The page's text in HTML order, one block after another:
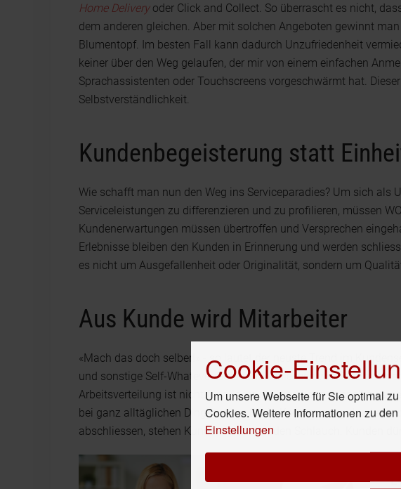
Home Deliveryoder Click and Collect. So überrascht es nicht,
dem anderen gleichen. Aber mit solchen Angeboten gewinnt
Blumentopf. Im besten Fall kann dadurch Unzufriedenheit
keiner über den Weg gelaufen, der mir von einem einfachen
Sprachassistenten oder Touchscreens vorgeschwärmt hat.
Selbstverständlichkeit.
Kundenbegeisterung statt
Wie schafft man nun den Weg ins Serviceparadies? Um sich als
Serviceleistungen zu differenzieren und zu profilieren, müssen
Kundenerwartungen müssen übertroffen und Versprechen
Erlebnisse bleiben den Kunden in Erinnerung und werden
es nicht um Ausgefallenheit oder Originalität, sondern um
Aus Kunde wird Mitarbeiter
«Mach das doch selber!» - so lautet der neuste Trend im
und sonstige Self-Whatever-Solutions schiessen wie Pilze aus
Arbeitsverteilung ist nicht für alle intuitiv und kann schnell zu
bei ganz alltäglichen Dingen wie z.B. ein Kontoauszug drucken
abschliessen, stehen Kunden leicht auf den Schlauch. Kunden
Cookie-
Um unsere Webseite für Sie optimal
Cookies. Weitere Informationen zu
Einstellungen